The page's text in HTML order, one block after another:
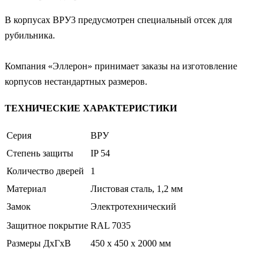
В корпусах ВРУ3 предусмотрен специальный отсек для
рубильника.
Компания «Эллерон» принимает заказы на изготовление
корпусов нестандартных размеров.
ТЕХНИЧЕСКИЕ ХАРАКТЕРИСТИКИ
Серия
ВРУ
Степень защиты
IP 54
Количество дверей
1
Материал
Листовая сталь, 1,2 мм
Замок
Электротехнический
Защитное покрытие RAL 7035
Размеры ДхГхВ
450 х 450 х 2000 мм